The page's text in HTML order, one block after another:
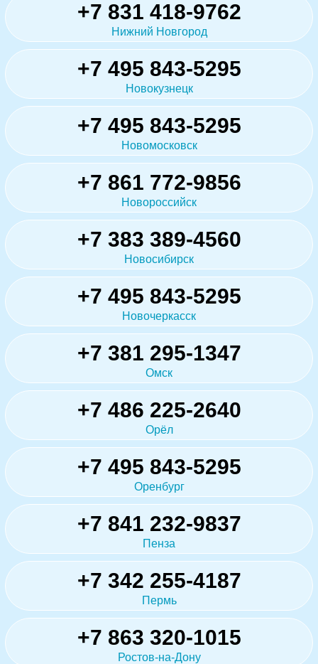
+7 831 418-9762
Нижний Новгород
+7 495 843-5295
Новокузнецк
+7 495 843-5295
Новомосковск
+7 861 772-9856
Новороссийск
+7 383 389-4560
Новосибирск
+7 495 843-5295
Новочеркасск
+7 381 295-1347
Омск
+7 486 225-2640
Орёл
+7 495 843-5295
Оренбург
+7 841 232-9837
Пенза
+7 342 255-4187
Пермь
+7 863 320-1015
Ростов-на-Дону